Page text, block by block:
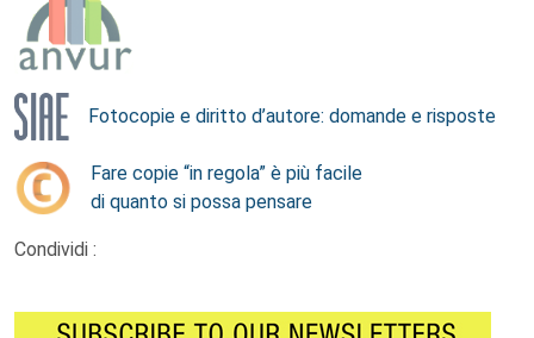
Fotocopie e diritto d’autore: domande e risposte
Fare copie “in regola” è più facile
di quanto si possa pensare
Condividi :